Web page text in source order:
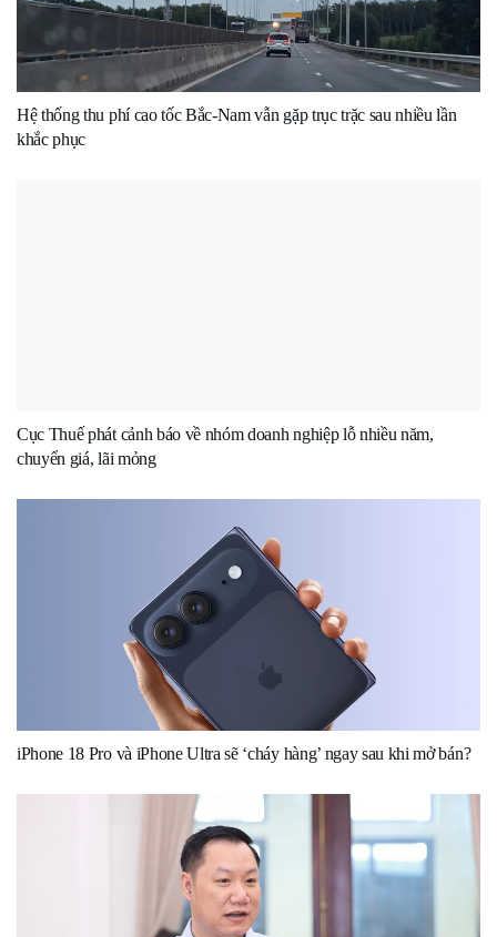
Hệ thống thu phí cao tốc Bắc-Nam vẫn gặp trục trặc sau nhiều lần
khắc phục
Cục Thuế phát cảnh báo về nhóm doanh nghiệp lỗ nhiều năm,
chuyển giá, lãi mỏng
iPhone 18 Pro và iPhone Ultra sẽ ‘cháy hàng’ ngay sau khi mở bán?